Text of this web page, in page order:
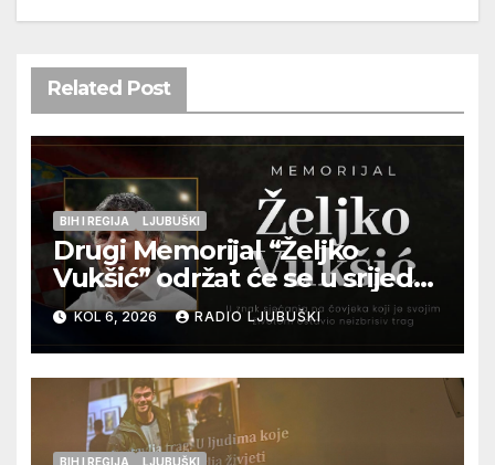
Related Post
BIH I REGIJA LJUBUŠKI
Drugi Memorijal “Željko
Vukšić” održat će se u srijedu
12. kolovoza u Otoku
KOL 6, 2026 RADIO LJUBUŠKI
BIH I REGIJA LJUBUŠKI